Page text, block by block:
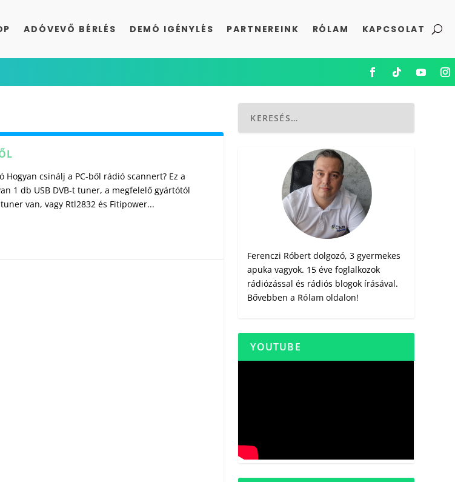
ADÓVEVŐ BÉRLÉS DEMÓ IGÉNYLÉS PARTNEREINK RÓLAM KAPCSOLAT
Hogyan csinálj a PC-ből rádió scannert? Ez a
1 db USB DVB-t tuner, a megfelelő gyártótól
van, vagy Rtl2832 és Fitipower...
Ferenczi Róbert dolgozó, 3 gyermekes
apuka vagyok. 15 éve foglalkozok
rádiózással és rádiós blogok írásával.
Bővebben a Rólam oldalon!
YOUTUBE